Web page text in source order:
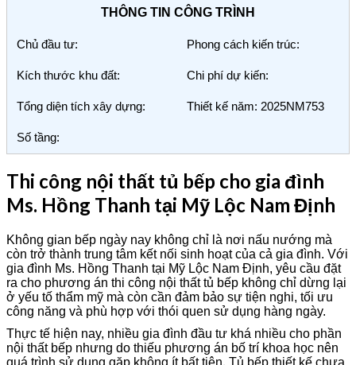
THÔNG TIN CÔNG TRÌNH
Chủ đầu tư: Phong cách kiến trúc:
Kích thước khu đất: Chi phí dự kiến:
Tổng diện tích xây dựng: Thiết kế năm: 2025NM753
Số tầng:
Thi công nội thất tủ bếp cho gia đình
Ms. Hồng Thanh tại Mỹ Lộc Nam Định
Không gian bếp ngày nay không chỉ là nơi nấu nướng mà
còn trở thành trung tâm kết nối sinh hoạt của cả gia đình. Với
gia đình Ms. Hồng Thanh tại Mỹ Lộc Nam Định, yêu cầu đặt
ra cho phương án thi công nội thất tủ bếp không chỉ dừng lại
ở yếu tố thẩm mỹ mà còn cần đảm bảo sự tiện nghi, tối ưu
công năng và phù hợp với thói quen sử dụng hàng ngày.
Thực tế hiện nay, nhiều gia đình đầu tư khá nhiều cho phần
nội thất bếp nhưng do thiếu phương án bố trí khoa học nên